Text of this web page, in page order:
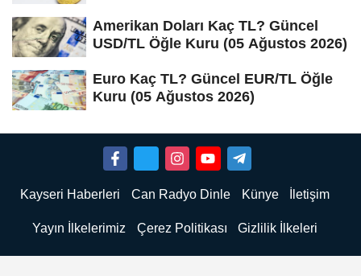
Amerikan Doları Kaç TL? Güncel
USD/TL Öğle Kuru (05 Ağustos 2026)
Euro Kaç TL? Güncel EUR/TL Öğle
Kuru (05 Ağustos 2026)
Kayseri Haberleri Can Radyo Dinle Künye İletişim
Yayın İlkelerimiz Çerez Politikası Gizlilik İlkeleri